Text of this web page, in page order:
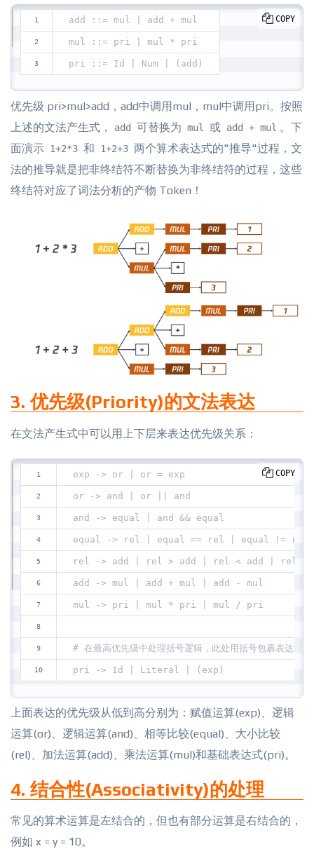
add ::= mul | add + mul
mul ::= pri | mul * pri
pri ::= Id | Num | (add)
COPY
优先级 pri>mul>add，add中调用mul，mul中调用pri。按照
上述的文法产生式，
add 可替换为 mul 或 add + mul 。下
面演示 1+2*3 和 1+2+3 两个算术表达式的"推导"过程，文
法的推导就是把非终结符不断替换为非终结符的过程，这些
终结符对应了词法分析的产物 Token！
3. 优先级(Priority)的文法表达
在文法产生式中可以用上下层来表达优先级关系：
exp -> or | or = exp
or -> and | or || and
and -> equal | and && equal
equal -> rel | equal == rel | equal != rel
rel -> add | rel > add | rel < add | rel >=
add -> mul | add + mul | add - mul
mul -> pri | mul * pri | mul / pri
# 在最高优先级中处理括号逻辑，此处用括号包裹表达式
pri -> Id | Literal | (exp)
COPY
上面表达的优先级从低到高分别为：赋值运算(exp)、逻辑
运算(or)、逻辑运算(and)、相等比较(equal)、大小比较
(rel)、加法运算(add)、乘法运算(mul)和基础表达式(pri)。
4. 结合性(Associativity)的处理
常见的算术运算是左结合的，但也有部分运算是右结合的，
例如 x = y = 10。